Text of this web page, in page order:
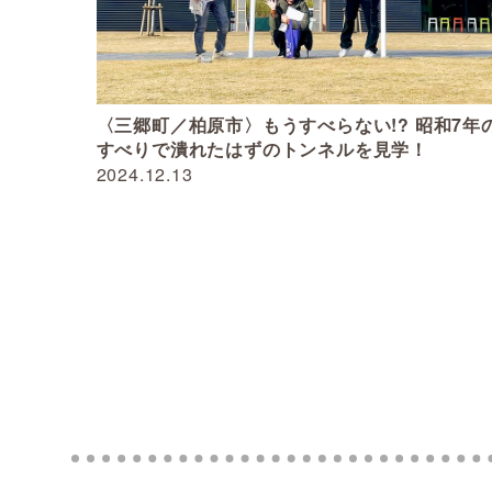
2024.12.13
〈三郷町／柏原市〉もうすべらない!? 昭和7年
すべりで潰れたはずのトンネルを見学！